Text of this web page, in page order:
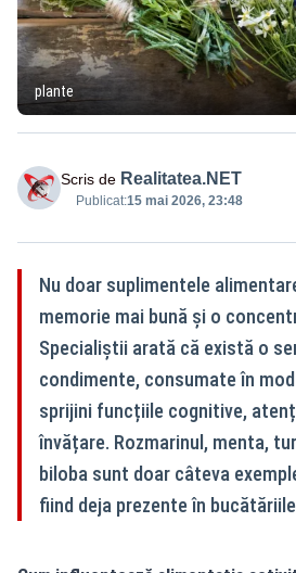
plante
Scris de Realitatea.NET
Publicat:15 mai 2026, 23:48
Nu doar suplimentele
memorie mai bună și o
Specialiștii arată că există o
condimente, consumate în
sprijini funcțiile cognitive,
învățare. Rozmarinul, menta,
biloba sunt doar câteva
fiind deja prezente în